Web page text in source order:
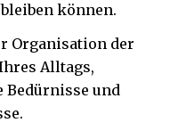
bleiben können.
Organisation der
Alltags,
Bedürnisse und